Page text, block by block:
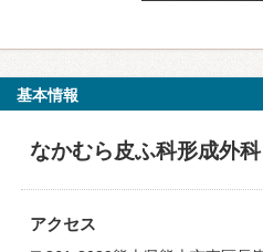
基本情報
なかむら皮ふ科形成外科
アクセス